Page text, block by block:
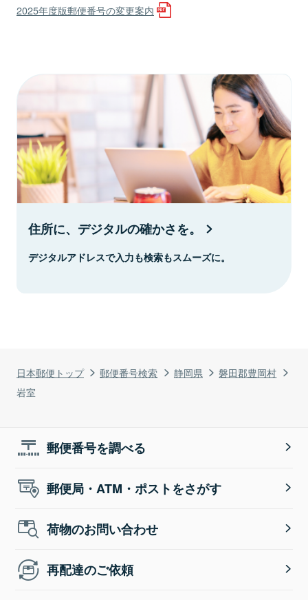
日本郵便トップ 郵便番号検索 静岡県
磐田郡豊岡村
岩室
2025年度版郵便番号の変更案内
住所に、デジタルの確かさを。
デジタルアドレスで入力も検索もスムーズに。
郵便番号を調べる
郵便局・ATM・ポストをさがす
荷物のお問い合わせ
再配達のご依頼